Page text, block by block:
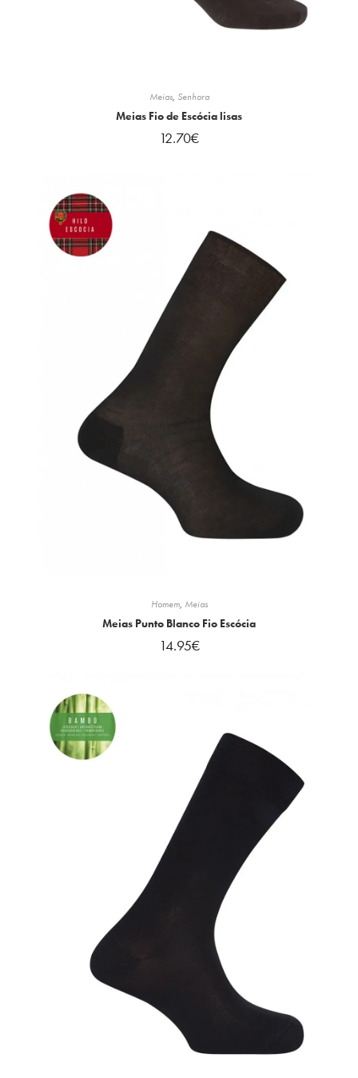
Meias, Senhora
Meias Fio de Escócia lisas
12.70€
Homem, Meias
Meias Punto Blanco Fio Escócia
14.95€